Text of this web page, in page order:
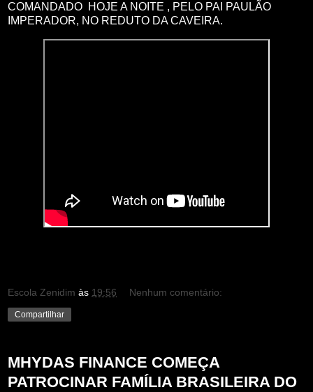
COMANDADO HOJE A NOITE , PELO PAI PAULÃO
IMPERADOR, NO REDUTO DA CAVEIRA.
Escola Zenidim às 19:56 Nenhum comentário:
Compartilhar
MHYDAS FINANCE COMEÇA
PATROCINAR FAMÍLIA BRASILEIRA DO